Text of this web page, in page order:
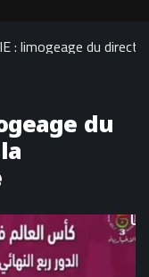
: limogeage du
du